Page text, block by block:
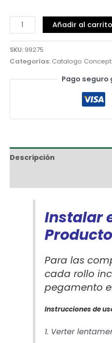
Añadir al carrito
SKU: 99275
Categorías:Catalogo
Pago
Descripción
Instalar
Producto
Para las
cada rollo
pegamento
Instrucciones de
1. Verter